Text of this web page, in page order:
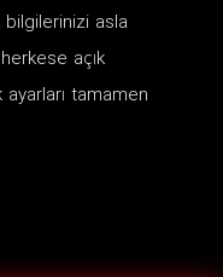
bilgilerinizi asla
açık
ayarları tamamen